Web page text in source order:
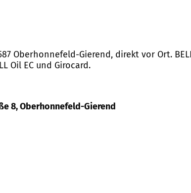
Oberhonnefeld-Gierend, direkt vor Ort.
Oil EC und Girocard.
8, Oberhonnefeld-Gierend